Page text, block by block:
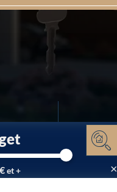
et + ×